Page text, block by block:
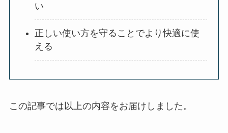
い
正しい使い方を守ることでより快適に使
える
この記事では以上の内容をお届けしました。